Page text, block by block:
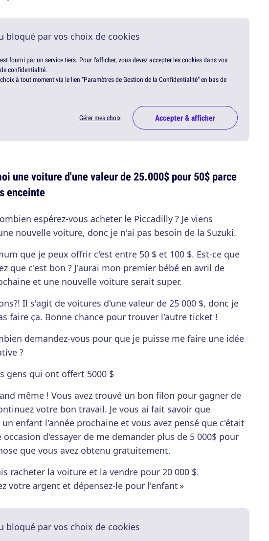
bloqué par vos choix de cookies
fourni par un service tiers. Pour l'afficher, vous devez accepter les cookies dans vos
confidentialité.
à tout moment via le lien "Paramètres de Gestion de la Confidentialité" en bas de
Gérer mes choix Accepter & afficher
une voiture d'une valeur de 25.000$ pour 50$ parce
enceinte
espérez-vous acheter le Piccadilly ? Je viens
nouvelle voiture, donc je n'ai pas besoin de la Suzuki.
que je peux offrir c'est entre 50 $ et 100 $. Est-ce que
que c'est bon ? J'aurai mon premier bébé en avril de
et une nouvelle voiture serait super.
Il s'agit de voitures d'une valeur de 25 000 $, donc je
faire ça. Bonne chance pour trouver l'autre ticket !
demandez-vous pour que je puisse me faire une idée
?
gens qui ont offert 5000 $
même ! Vous avez trouvé un bon filon pour gagner de
votre bon travail. Je vous ai fait savoir que
enfant l'année prochaine et vous avez pensé que c'était
occasion d'essayer de me demander plus de 5 000$ pour
que vous avez obtenu gratuitement.
racheter la voiture et la vendre pour 20 000 $.
votre argent et dépensez-le pour l'enfant »
bloqué par vos choix de cookies